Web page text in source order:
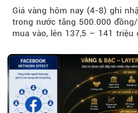
Giá vàng hôm nay (4-8) ghi
trong nước tăng 500.000
mua vào, lên 137,5 – 141 triệu
trì trên ngưỡng 4.000 USD/